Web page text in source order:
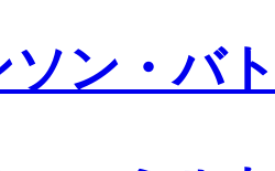
ソン・バ